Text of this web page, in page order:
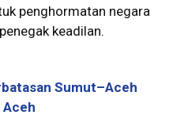
penghormatan negara
keadilan.
Sumut–Aceh
Aceh